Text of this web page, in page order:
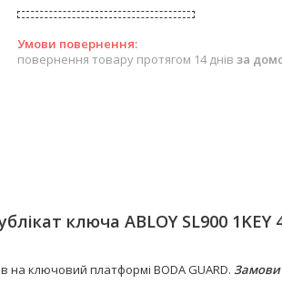
повернення товару протягом 14 днів за
ключа ABLOY SL900 1KEY
на ключовий платформі BODA GUARD.